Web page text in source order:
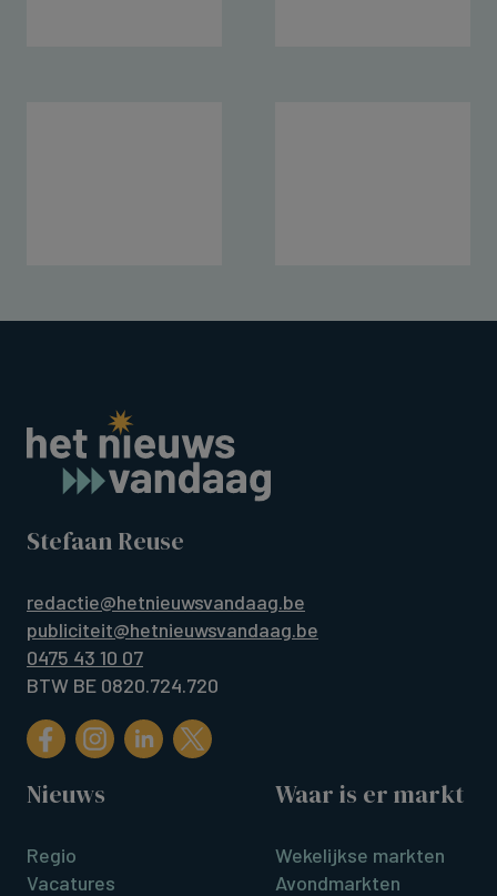
Stefaan Reuse
redactie@hetnieuwsvandaag.be
publiciteit@hetnieuwsvandaag.be
0475 43 10 07
BTW BE 0820.724.720
Nieuws
Regio
Vacatures
Waar is er markt
Wekelijkse markten
Avondmarkten